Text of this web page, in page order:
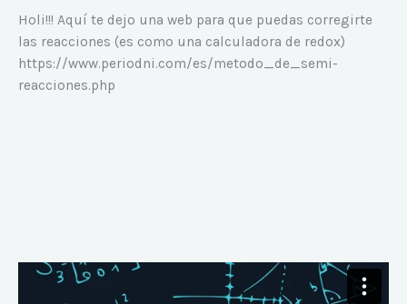
Holi!!! Aquí te dejo una web para que puedas corregirte
las reacciones (es como una calculadora de redox)
https://www.periodni.com/es/metodo_de_semi-
reacciones.php